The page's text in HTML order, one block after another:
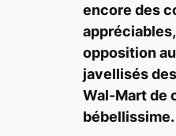
encore des
opposition
javellisés
Wal-Mart de
bébellissime.